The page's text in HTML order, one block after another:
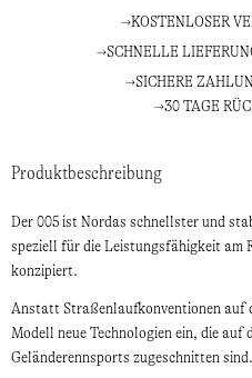
Produktbeschreibung
Der 005 ist Nordas schnellster und
speziell für die Leistungsfähigkeit am
konzipiert.
Anstatt Straßenlaufkonventionen auf
Modell neue Technologien ein, die auf
Geländerennsports zugeschnitten sind.
KOSTENLOSER
SCHNELLE
SICHERE
30 TAGE